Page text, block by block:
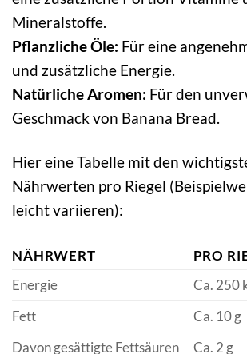
Mineralstoffe.
Pflanzliche Öle: Für eine
und zusätzliche Energie.
Natürliche Aromen: Für den
Geschmack von Banana Bread.
Hier eine Tabelle mit den
Nährwerten pro Riegel
leicht variieren):
NÄHRWERT
PRO
Energie
Ca. 250
Fett
Ca. 10 g
Davon gesättigte Fettsäuren
Ca. 2 g